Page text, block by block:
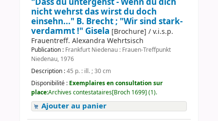
nicht wehrst das wirst du doch
einsehn..." B. Brecht ; "Wir sind stark-
verdammt !" Gisela [Brochure] / v.i.s.p.
Frauentreff. Alexandra Wehrtsisch
Publication : Frankfurt Niedenau : Frauen-Treffpunkt
Niedenau, 1976
Description :45 p. : ill. ; 30 cm
Disponibilité : Exemplaires en consultation sur
place:Archives contestataires[Broch 1699] (1).
Ajouter au panier